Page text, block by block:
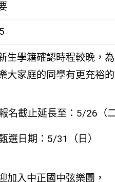
生學籍確認時程較晚，
大家庭的同學有更充裕
名截止延長至：5/26（
選日期：5/31（日）
加入中正國中弦樂團，